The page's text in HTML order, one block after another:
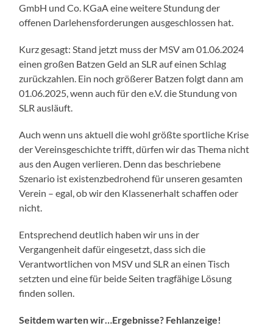
GmbH und Co. KGaA eine weitere Stundung der
offenen Darlehensforderungen ausgeschlossen hat.
Kurz gesagt: Stand jetzt muss der MSV am 01.06.2024
einen großen Batzen Geld an SLR auf einen Schlag
zurückzahlen. Ein noch größerer Batzen folgt dann am
01.06.2025, wenn auch für den e.V. die Stundung von
SLR ausläuft.
Auch wenn uns aktuell die wohl größte sportliche Krise
der Vereinsgeschichte trifft, dürfen wir das Thema nicht
aus den Augen verlieren. Denn das beschriebene
Szenario ist existenzbedrohend für unseren gesamten
Verein – egal, ob wir den Klassenerhalt schaffen oder
nicht.
Entsprechend deutlich haben wir uns in der
Vergangenheit dafür eingesetzt, dass sich die
Verantwortlichen von MSV und SLR an einen Tisch
setzten und eine für beide Seiten tragfähige Lösung
finden sollen.
Seitdem warten wir…Ergebnisse? Fehlanzeige!